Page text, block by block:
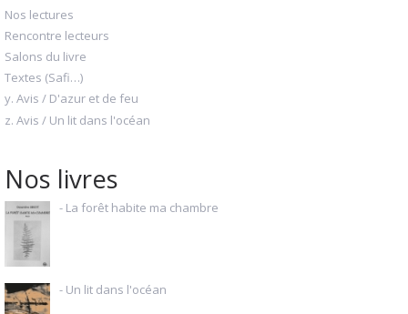
Nos lectures
Rencontre lecteurs
Salons du livre
Textes (Safi…)
y. Avis / D'azur et de feu
z. Avis / Un lit dans l'océan
Nos livres
- La forêt habite ma chambre
- Un lit dans l'océan